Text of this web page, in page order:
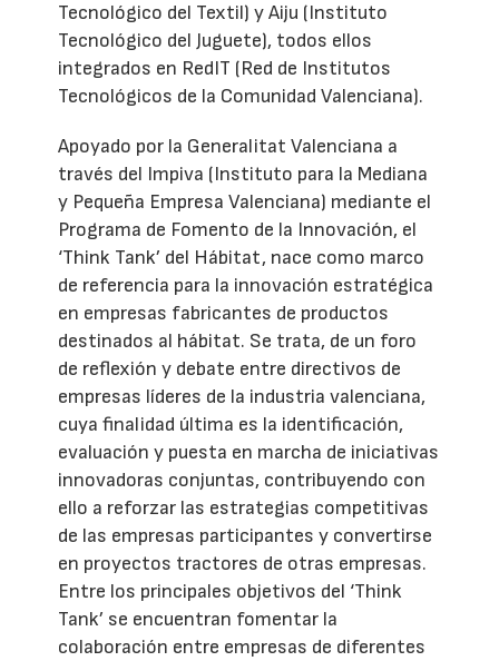
Tecnológico del Textil) y Aiju (Instituto
Tecnológico del Juguete), todos ellos
integrados en RedIT (Red de Institutos
Tecnológicos de la Comunidad Valenciana).
Apoyado por la Generalitat Valenciana a
través del Impiva (Instituto para la Mediana
y Pequeña Empresa Valenciana) mediante el
Programa de Fomento de la Innovación, el
‘Think Tank’ del Hábitat, nace como marco
de referencia para la innovación estratégica
en empresas fabricantes de productos
destinados al hábitat. Se trata, de un foro
de reflexión y debate entre directivos de
empresas líderes de la industria valenciana,
cuya finalidad última es la identificación,
evaluación y puesta en marcha de iniciativas
innovadoras conjuntas, contribuyendo con
ello a reforzar las estrategias competitivas
de las empresas participantes y convertirse
en proyectos tractores de otras empresas.
Entre los principales objetivos del ‘Think
Tank’ se encuentran fomentar la
colaboración entre empresas de diferentes